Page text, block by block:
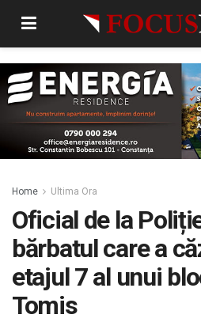
Home Ultima Ora
Oficial de la
bărbatul care a
etajul 7 al unui
Tomis